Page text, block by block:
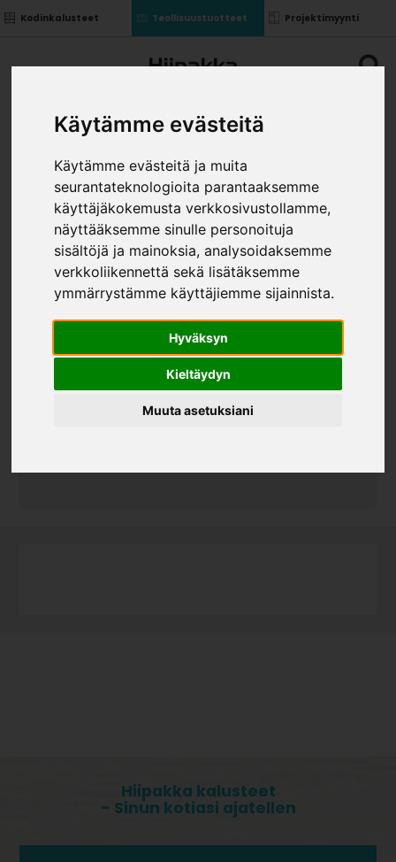
Käytämme evästeitä
Käytämme evästeitä ja muita
seurantateknologioita parantaaksemme
käyttäjäkokemusta verkkosivustollamme,
näyttääksemme sinulle personoituja
sisältöjä ja mainoksia, analysoidaksemme
verkkoliikennettä sekä lisätäksemme
ymmärrystämme käyttäjiemme sijainnista.
Hyväksyn
Kieltäydyn
Muuta asetuksiani
Kodinkalusteet Teollisuustuotteet Projektimyynti
KUPLAPUSSI 4 D PIENI
Teollisuustuotteet»Helat » Pakkaustarvikkeet
Kuplapussi 4 D Pieni
KOKO
Hiipakka kalusteet
- Sinun kotiasi ajatellen